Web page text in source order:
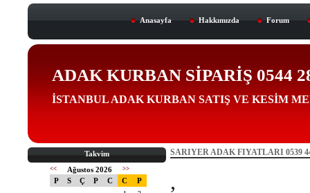
Anasayfa Hakkımızda Forum
ADAK KURBAN SİPARİŞ 0544
İSTANBUL ADAK KURBAN SATIŞ VE KESİM
Takvim
<< Ağustos 2026 >>
P S Ç P C C P
SARIYER ADAK FIYATLARI 0539
,